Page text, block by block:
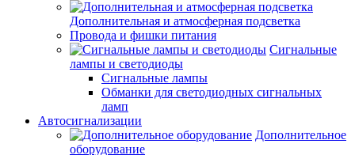
Дополнительная и атмосферная подсветка
Провода и фишки питания
Cигнальные
лампы и светодиоды
Сигнальные лампы
Обманки для светодиодных сигнальных
ламп
Автосигнализации
Дополнительное
оборудование